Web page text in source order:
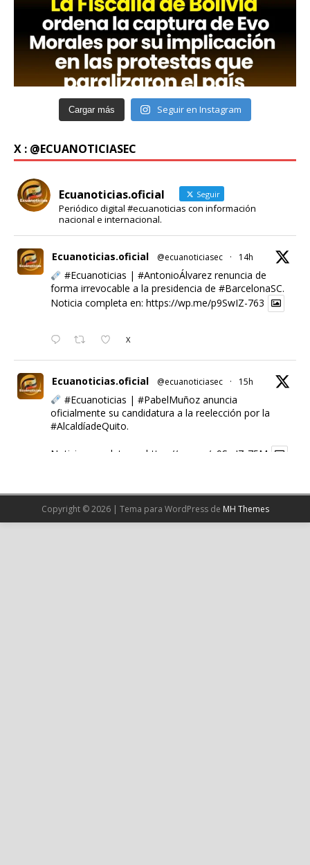
Cargar más Seguir en Instagram
X : @ECUANOTICIASEC
Ecuanoticias.oficial Seguir
Periódico digital #ecuanoticias con información
nacional e internacional.
Ecuanoticias.oficial @ecuanoticiasec · 14h
#Ecuanoticias | #AntonioÁlvarezrenuncia de
forma irrevocable a la presidencia de #BarcelonaSC.
Noticia completa en: https://wp.me/p9SwIZ-763
X
Ecuanoticias.oficial @ecuanoticiasec · 15h
#Ecuanoticias | #PabelMuñozanuncia
oficialmente su candidatura a la reelección por la
#AlcaldíadeQuito.
Noticia completa en: https://wp.me/p9SwIZ-75M
Cargar más
Copyright © 2026 | Tema para WordPress de MH Themes